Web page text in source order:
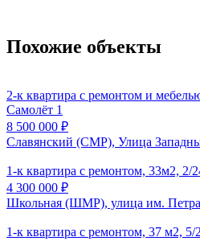
Похожие объекты
2-к квартира с ремонтом и
Самолёт 1
8 500 000 ₽
Славянский (СМР), Улица
1-к квартира с ремонтом, 33м2,
4 300 000 ₽
Школьная (ШМР), улица им. Петра
1-к квартира с ремонтом, 37 м2,